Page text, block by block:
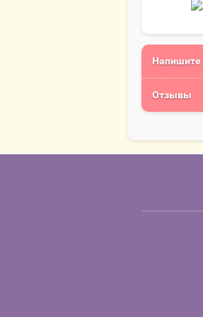
Напишите
Отзывы